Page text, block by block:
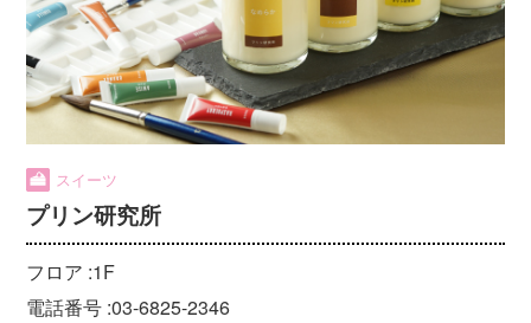
スイーツ
プリン研究所
フロア :1F
電話番号 :03-6825-2346